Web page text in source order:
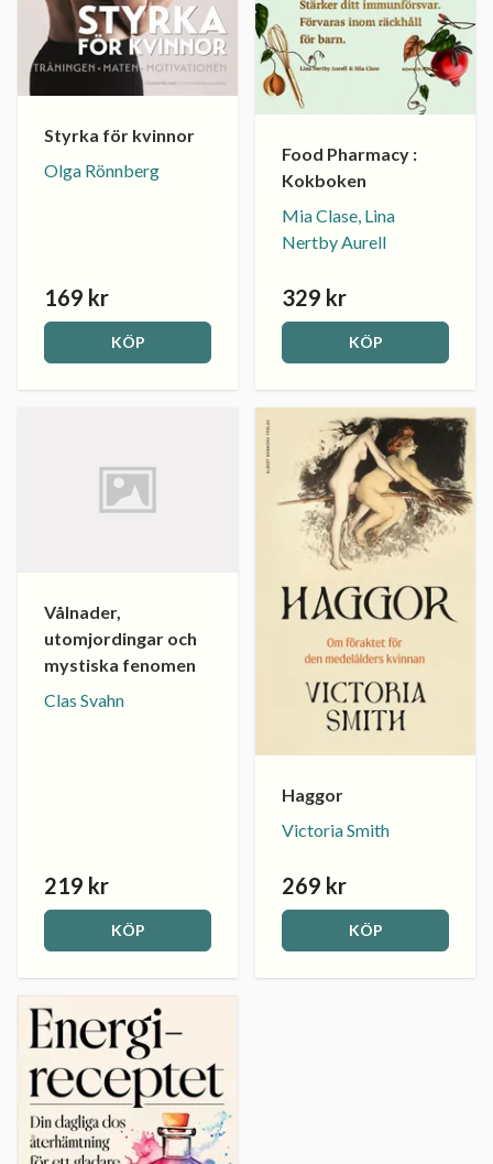
Styrka för kvinnor
Olga Rönnberg
169 kr
KÖP
Food Pharmacy :
Kokboken
Mia Clase, Lina
Nertby Aurell
329 kr
KÖP
Vålnader,
utomjordingar och
mystiska fenomen
Clas Svahn
219 kr
KÖP
Haggor
Victoria Smith
269 kr
KÖP